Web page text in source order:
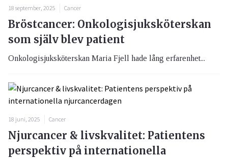
18 september, 2025 Cancer
Bröstcancer: Onkologisjuksköterskan
som själv blev patient
Onkologisjuksköterskan Maria Fjell hade lång erfarenhet...
18 juni, 2025 Cancer
Njurcancer & livskvalitet: Patientens
perspektiv på internationella